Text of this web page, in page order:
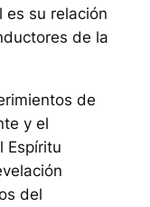
es su relación
de la
de
y el
Espíritu
del